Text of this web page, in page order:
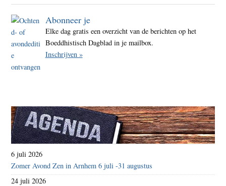
Abonneer je
Elke dag gratis een overzicht van de berichten op het
Boeddhistisch Dagblad in je mailbox.
Inschrijven »
6 juli 2026
Zomer Avond Zen in Arnhem 6 juli -31 augustus
24 juli 2026